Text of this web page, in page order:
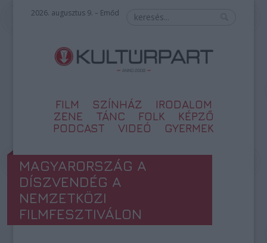
2026. augusztus 9. – Emőd
FILM SZÍNHÁZ
IRODALOM
ZENE
TÁNC FOLK
KÉPZŐ
PODCAST
VIDEÓ GYERMEK
MAGYARORSZÁG A
DÍSZVENDÉG A
NEMZETKÖZI
FILMFESZTIVÁLON